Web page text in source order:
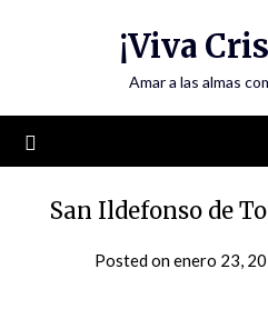
¡Viva
Amar a las almas
San Ildefonso de
Posted onenero 23,